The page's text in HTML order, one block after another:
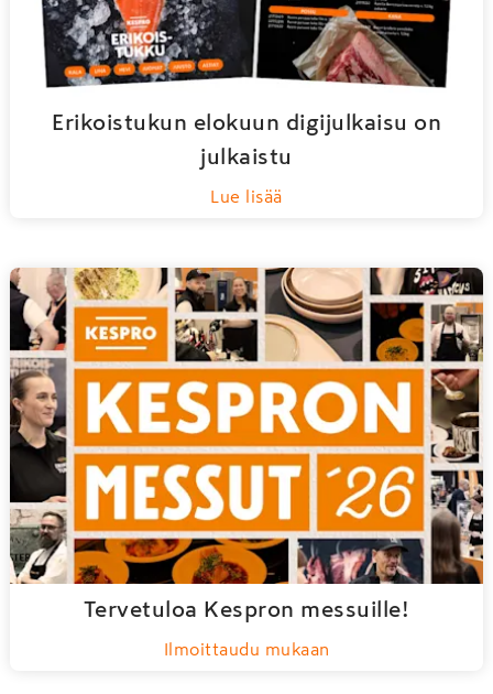
Erikoistukun elokuun digijulkaisu on
julkaistu
Lue lisää
Tervetuloa Kespron messuille!
Ilmoittaudu mukaan